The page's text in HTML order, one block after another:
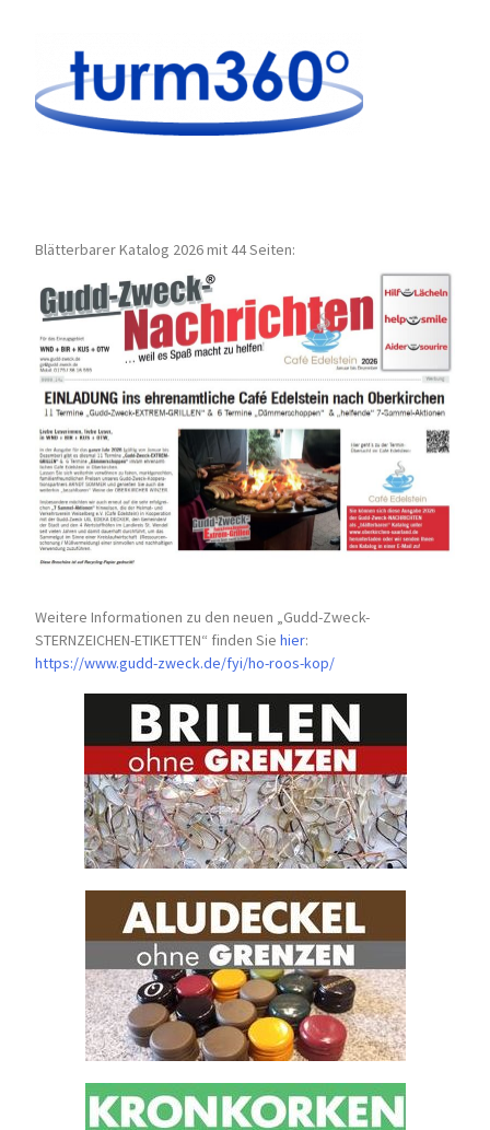
Blätterbarer Katalog 2026 mit 44 Seiten:
Weitere Informationen zu den neuen „Gudd-Zweck-
STERNZEICHEN-ETIKETTEN“ finden Siehier:
https://www.gudd-zweck.de/fyi/ho-roos-kop/